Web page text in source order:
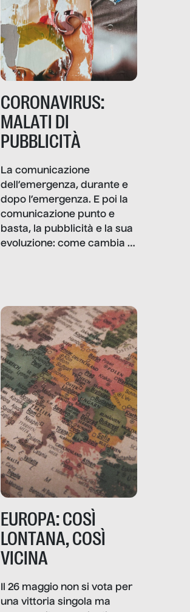
CORONAVIRUS:
MALATI DI
PUBBLICITÀ
La comunicazione
dell’emergenza, durante e
dopo l’emergenza. E poi la
comunicazione punto e
basta, la pubblicità e la sua
evoluzione: come cambia il
EUROPA: COSÌ
LONTANA, COSÌ
VICINA
Il 26 maggio non si vota per
una vittoria singola ma